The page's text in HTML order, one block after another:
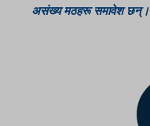
असंख्य मठहरू समावेश छन्।